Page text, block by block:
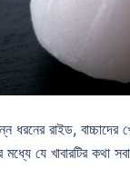
ধরনের রাইড,
মধ্যে যে খাবারটির